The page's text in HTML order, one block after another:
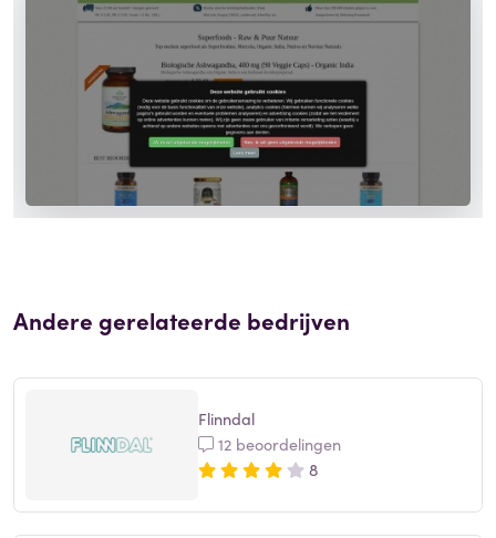
Andere gerelateerde bedrijven
Flinndal
12 beoordelingen
8